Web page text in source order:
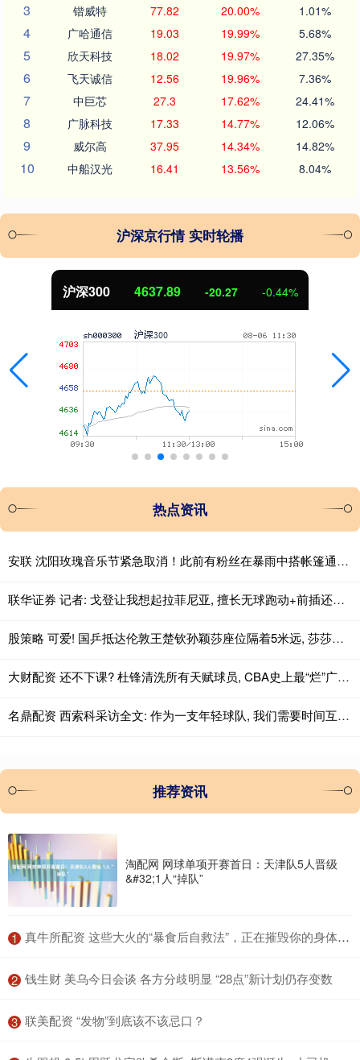
3 锴威特 77.82 20.00% 1.01%
4 广哈通信 19.03 19.99% 5.68%
5 欣天科技 18.02 19.97% 27.35%
6 飞天诚信 12.56 19.96% 7.36%
7 中巨芯 27.3 17.62% 24.41%
8 广脉科技 17.33 14.77% 12.06%
9 威尔高 37.95 14.34% 14.82%
10 中船汉光 16.41 13.56% 8.04%
沪深京行情 实时轮播
沪深300 4637.89 -20.27 -0.44%
热点资讯
安联 沈阳玫瑰音乐节紧急取消！此前有粉丝在暴雨中搭帐篷通宵排队
联华证券 记者: 戈登让我想起拉菲尼亚, 擅长无球跑动+前插还能进球
股策略 可爱! 国乒抵达伦敦王楚钦孙颖莎座位隔着5米远, 莎莎偷瞄大头一眼
大财配资 还不下课? 杜锋清洗所有天赋球员, CBA史上最“烂”广东队诞生!
名鼎配资 西索科采访全文: 作为一支年轻球队, 我们需要时间互相了解
推荐资讯
淘配网 网球单项开赛首日：天津队5人晋级
&#32;1人“掉队”
1 ​真牛所配资 这些大火的“暴食后自救法”，正在摧毁你的身体！很多人中招
2 ​钱生财 美乌今日会谈 各方分歧明显 “28点”新计划仍存变数
3 ​联美配资 “发物”到底该不该忌口？